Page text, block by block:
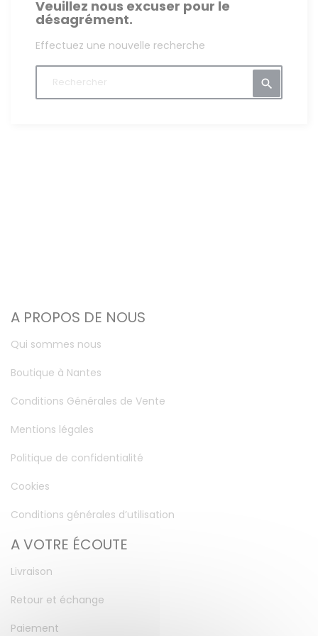
Veuillez nous excuser pour le
désagrément.
Effectuez une nouvelle recherche

A PROPOS DE NOUS
Qui sommes nous
Boutique à Nantes
Conditions Générales de Vente
Mentions légales
Politique de confidentialité
Cookies
Conditions générales d’utilisation
A VOTRE ÉCOUTE
Livraison
Retour et échange
Paiement